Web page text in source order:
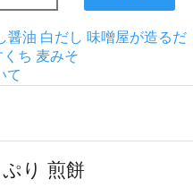
醤油 白だし 味噌屋が造るだ
くち 麦みそ
て
り 煎餅